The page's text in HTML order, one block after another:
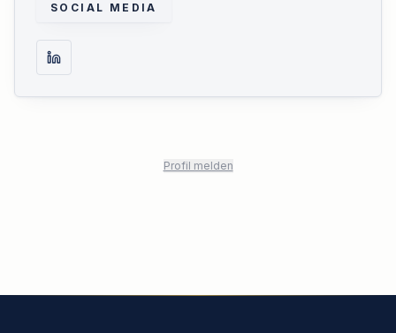
SOCIAL MEDIA
Profil melden